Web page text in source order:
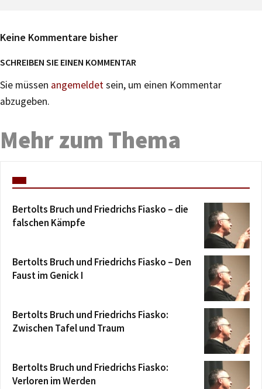
Keine Kommentare bisher
SCHREIBEN SIE EINEN KOMMENTAR
Sie müssen angemeldetsein, um einen Kommentar
abzugeben.
Mehr zum Thema
Bertolts Bruch und Friedrichs Fiasko – die
falschen Kämpfe
Bertolts Bruch und Friedrichs Fiasko – Den
Faust im Genick I
Bertolts Bruch und Friedrichs Fiasko:
Zwischen Tafel und Traum
Bertolts Bruch und Friedrichs Fiasko:
Verloren im Werden